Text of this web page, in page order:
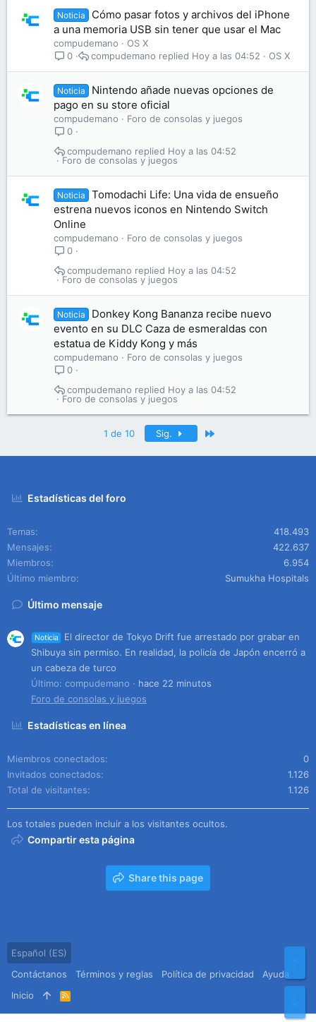
Noticia
Cómo pasar fotos y archivos del iPhone
a una memoria USB sin tener que usar el Mac
compudemano
OS X
0
OS X
Hoy a las 04:52
compudemano
Noticia
Nintendo añade nuevas opciones de
pago en su store oficial
compudemano
Foro de consolas y juegos
0
Foro de consolas y juegos
Hoy a las 04:52
compudemano
Noticia
Tomodachi Life: Una vida de ensueño
estrena nuevos iconos en Nintendo Switch
Online
compudemano
Foro de consolas y juegos
0
Foro de consolas y juegos
Hoy a las 04:52
compudemano
Noticia
Donkey Kong Bananza recibe nuevo
evento en su DLC Caza de esmeraldas con
estatua de Kiddy Kong y más
compudemano
Foro de consolas y juegos
0
Foro de consolas y juegos
Hoy a las 04:52
compudemano
1 de 10 Sig.
Estadísticas del foro
Temas
418.493
Mensajes
422.637
Miembros
6.954
Último miembro
Sumukha Hospitals
Último mensaje
Noticia
El director de Tokyo Drift fue arrestado por grabar en
Shibuya sin permiso. En realidad, la policía de Japón encerró a
un cabeza de turco
Último: compudemano
hace 22 minutos
Foro de consolas y juegos
Estadísticas en línea
Miembros conectados
0
Invitados conectados
1.126
Total de visitantes
1.126
Los totales pueden incluir a los visitantes ocultos.
Compartir esta página
Share this page
Español (ES)
Contáctanos
Términos y reglas Política de privacidad
Ayuda
Inicio
R
S
S